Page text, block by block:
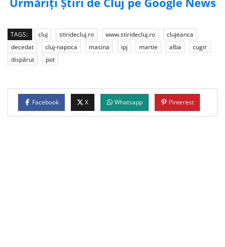
TAGS: cluj stiridecluj.ro www.stiridecluj.ro
clujeanca
decedat
cluj-napoca masina ipj martie alba
cugir
dispărut
pot
Facebook X Whatsapp Pinterest